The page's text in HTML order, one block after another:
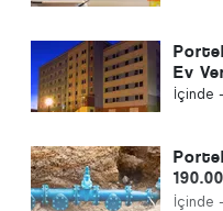
Ev
İçinde
İçinde